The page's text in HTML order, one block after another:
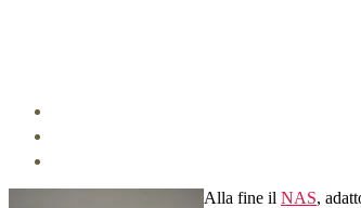
Alla fine il NAS,